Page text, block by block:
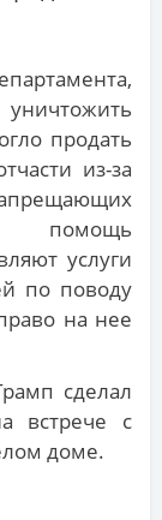
продать
из-за
помощь
услуги
по поводу
на нее
сделал
встрече с
доме.